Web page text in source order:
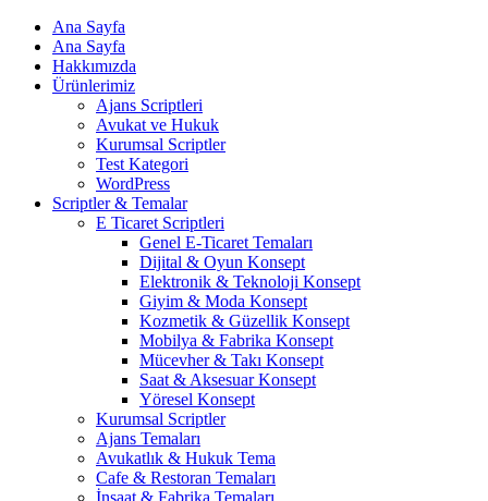
Ana Sayfa
Ana Sayfa
Hakkımızda
Ürünlerimiz
Ajans Scriptleri
Avukat ve Hukuk
Kurumsal Scriptler
Test Kategori
WordPress
Scriptler & Temalar
E Ticaret Scriptleri
Genel E-Ticaret Temaları
Dijital & Oyun Konsept
Elektronik & Teknoloji Konsept
Giyim & Moda Konsept
Kozmetik & Güzellik Konsept
Mobilya & Fabrika Konsept
Mücevher & Takı Konsept
Saat & Aksesuar Konsept
Yöresel Konsept
Kurumsal Scriptler
Ajans Temaları
Avukatlık & Hukuk Tema
Cafe & Restoran Temaları
İnşaat & Fabrika Temaları